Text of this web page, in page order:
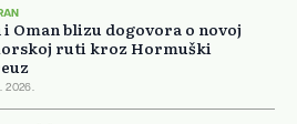
Oman blizu dogovora o novoj
ruti kroz Hormuški
2026.